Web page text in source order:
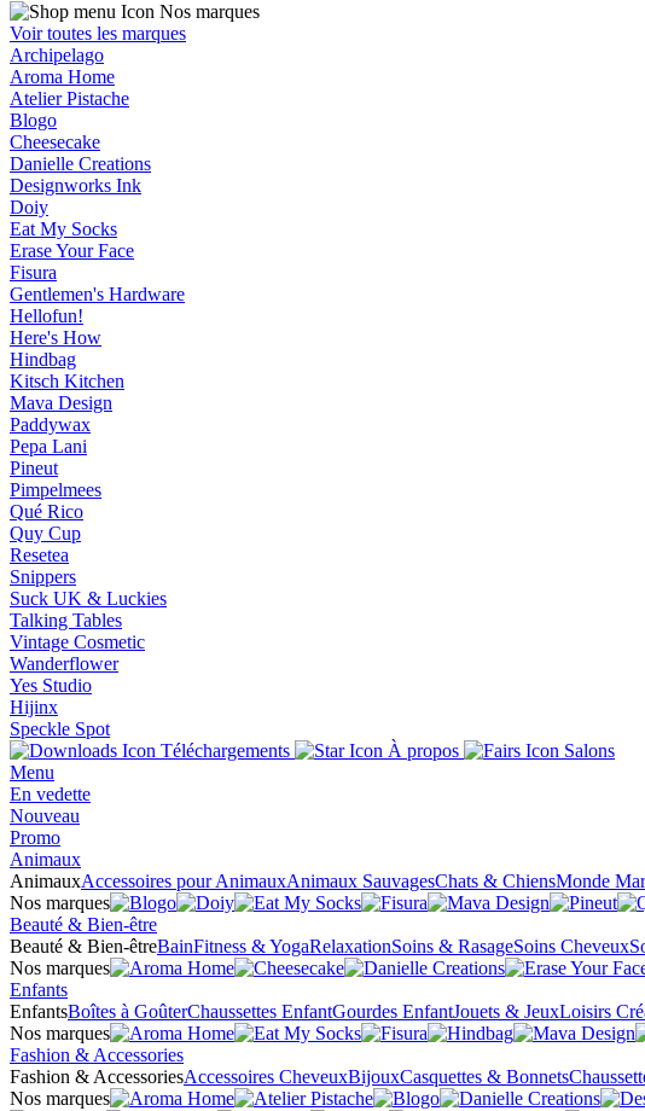
Nos marques
Voir toutes les marques
Archipelago
Aroma Home
Atelier Pistache
Blogo
Cheesecake
Danielle Creations
Designworks Ink
Doiy
Eat My Socks
Erase Your Face
Fisura
Gentlemen's Hardware
Hellofun!
Here's How
Hindbag
Kitsch Kitchen
Mava Design
Paddywax
Pepa Lani
Pineut
Pimpelmees
Qué Rico
Quy Cup
Resetea
Snippers
Suck UK & Luckies
Talking Tables
Vintage Cosmetic
Wanderflower
Yes Studio
Hijinx
Speckle Spot
Téléchargements
À propos
Salons
Menu
En vedette
Nouveau
Promo
Animaux
AnimauxAccessoires pour AnimauxAnimaux SauvagesChats & ChiensMonde
Nos marques
Beauté & Bien-être
Beauté & Bien-êtreBainFitness & YogaRelaxationSoins & RasageSoins Cheveux
Nos marques
Enfants
EnfantsBoîtes à GoûterChaussettes EnfantGourdes EnfantJouets & JeuxLoisirs
Nos marques
Fashion & Accessories
Fashion & AccessoriesAccessoires CheveuxBijouxCasquettes & Bonnets
Nos marques